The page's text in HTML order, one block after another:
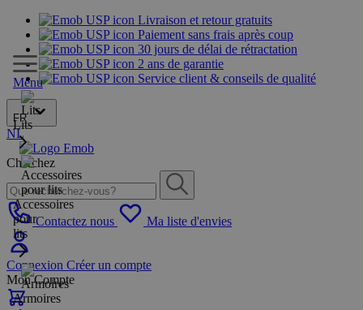
Livraison et retour gratuits
Paiement sans frais après coup
30 jours de délai de rétractation
2 ans de garantie
Service client & conseils de qualité
FR
NL
Cherchez
Contactez nous Ma liste d'envies
Connexion Créer un compte
Mon Compte
Menu
Lits
Accessoires
pour
lits
Armoires